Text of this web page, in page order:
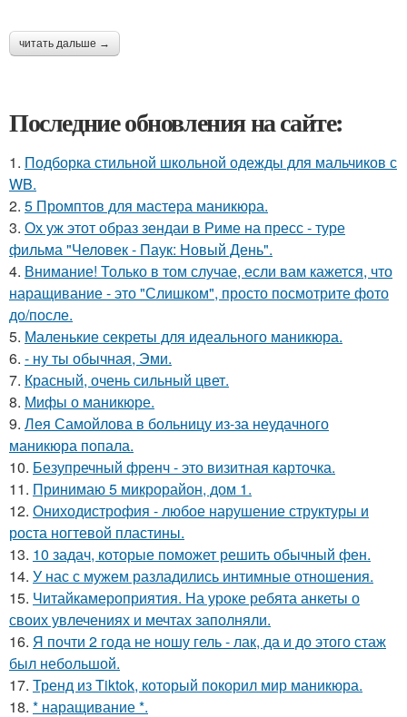
читать дальше →
Последние обновления на сайте:
1. Подборка стильной школьной одежды для мальчиков с
WB.
2. 5 Промптов для мастера маникюра.
3. Ох уж этот образ зендаи в Риме на пресс - туре
фильма "Человек - Паук: Новый День".
4. Внимание! Только в том случае, если вам кажется, что
наращивание - это "Слишком", просто посмотрите фото
до/после.
5. Маленькие секреты для идеального маникюра.
6. - ну ты обычная, Эми.
7. Красный, очень сильный цвет.
8. Мифы о маникюре.
9. Лея Самойлова в больницу из-за неудачного
маникюра попала.
10. Безупречный френч - это визитная карточка.
11. Принимаю 5 микрорайон, дом 1.
12. Ониходистрофия - любое нарушение структуры и
роста ногтевой пластины.
13. 10 задач, которые поможет решить обычный фен.
14. У нас с мужем разладились интимные отношения.
15. Читайкамероприятия. На уроке ребята анкеты о
своих увлечениях и мечтах заполняли.
16. Я почти 2 года не ношу гель - лак, да и до этого стаж
был небольшой.
17. Тренд из Tiktok, который покорил мир маникюра.
18. * наращивание *.